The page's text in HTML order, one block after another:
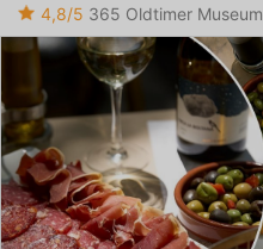
4,8/5 365 Oldtimer Museum